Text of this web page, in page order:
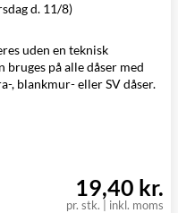
d. 11/8)
d. 11/8
uden en teknisk
på alle dåser med
, blankmur- eller SV dåser.
pr. stk. inkl. moms
19,40 kr.